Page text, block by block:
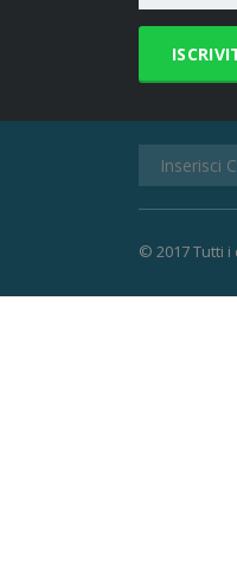
© 2017 Tutti i